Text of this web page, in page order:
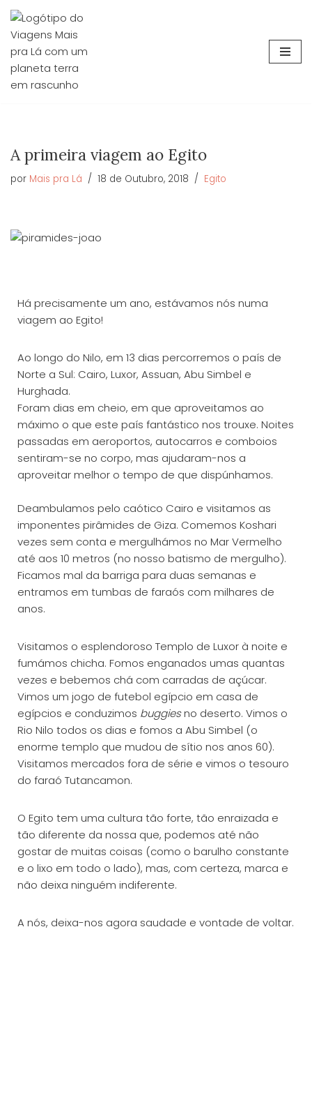
Avançar
para
o
conteúdo
A primeira viagem ao Egito
por Mais pra Lá 18 de Outubro, 2018 Egito
Há precisamente um ano, estávamos nós numa
viagem ao Egito!
Ao longo do Nilo, em 13 dias percorremos o país de
Norte a Sul: Cairo, Luxor, Assuan, Abu Simbel e
Hurghada.
Foram dias em cheio, em que aproveitamos ao
máximo o que este país fantástico nos trouxe. Noites
passadas em aeroportos, autocarros e comboios
sentiram-se no corpo, mas ajudaram-nos a
aproveitar melhor o tempo de que dispúnhamos.
Deambulamos pelo caótico Cairo e visitamos as
imponentes pirâmides de Giza. Comemos Koshari
vezes sem conta e mergulhámos no Mar Vermelho
até aos 10 metros (no nosso batismo de mergulho).
Ficamos mal da barriga para duas semanas e
entramos em tumbas de faraós com milhares de
anos.
Visitamos o esplendoroso Templo de Luxor à noite e
fumámos chicha. Fomos enganados umas quantas
vezes e bebemos chá com carradas de açúcar.
Vimos um jogo de futebol egípcio em casa de
egípcios e conduzimos buggiesno deserto. Vimos o
Rio Nilo todos os dias e fomos a Abu Simbel (o
enorme templo que mudou de sítio nos anos 60).
Visitamos mercados fora de série e vimos o tesouro
do faraó Tutancamon.
O Egito tem uma cultura tão forte, tão enraizada e
tão diferente da nossa que, podemos até não
gostar de muitas coisas (como o barulho constante
e o lixo em todo o lado), mas, com certeza, marca e
não deixa ninguém indiferente.
​A nós, deixa-nos agora saudade e vontade de voltar.